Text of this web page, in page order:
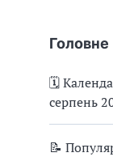
Головне
🗓️
серпень
📝